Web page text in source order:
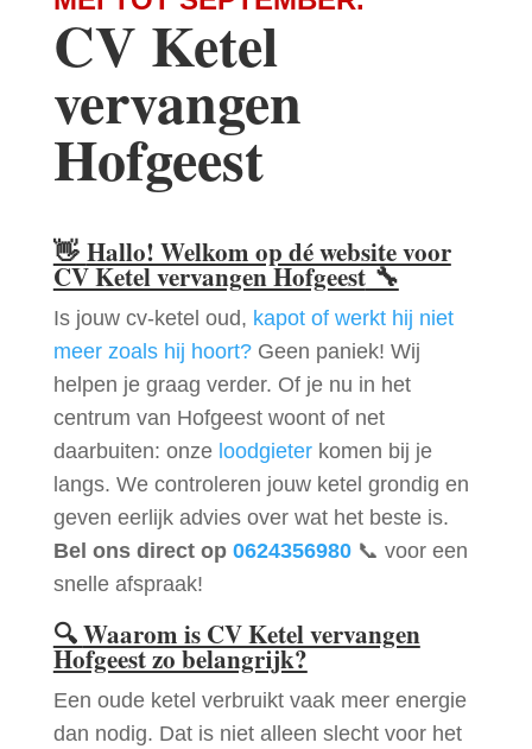
CV Ketel
vervangen
Hofgeest
👋 Hallo! Welkom op dé website voor
CV Ketel vervangen Hofgeest🔧
Is jouw cv-ketel oud, kapot of werkt hij niet
meer zoals hij hoort?Geen paniek! Wij
helpen je graag verder. Of je nu in het
centrum van Hofgeest woont of net
daarbuiten: onze loodgieterkomen bij je
langs. We controleren jouw ketel grondig en
geven eerlijk advies over wat het beste is.
Bel ons direct op 0624356980📞 voor een
snelle afspraak!
🔍Waarom is CV Ketel vervangen
Hofgeest zo belangrijk?
Een oude ketel verbruikt vaak meer energie
dan nodig. Dat is niet alleen slecht voor het